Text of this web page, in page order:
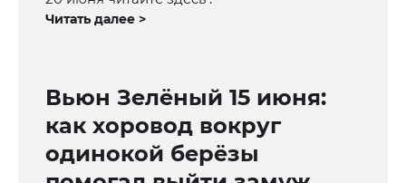
Читать далее >
Вьюн Зелёный 15 июня:
как хоровод вокруг
одинокой берёзы